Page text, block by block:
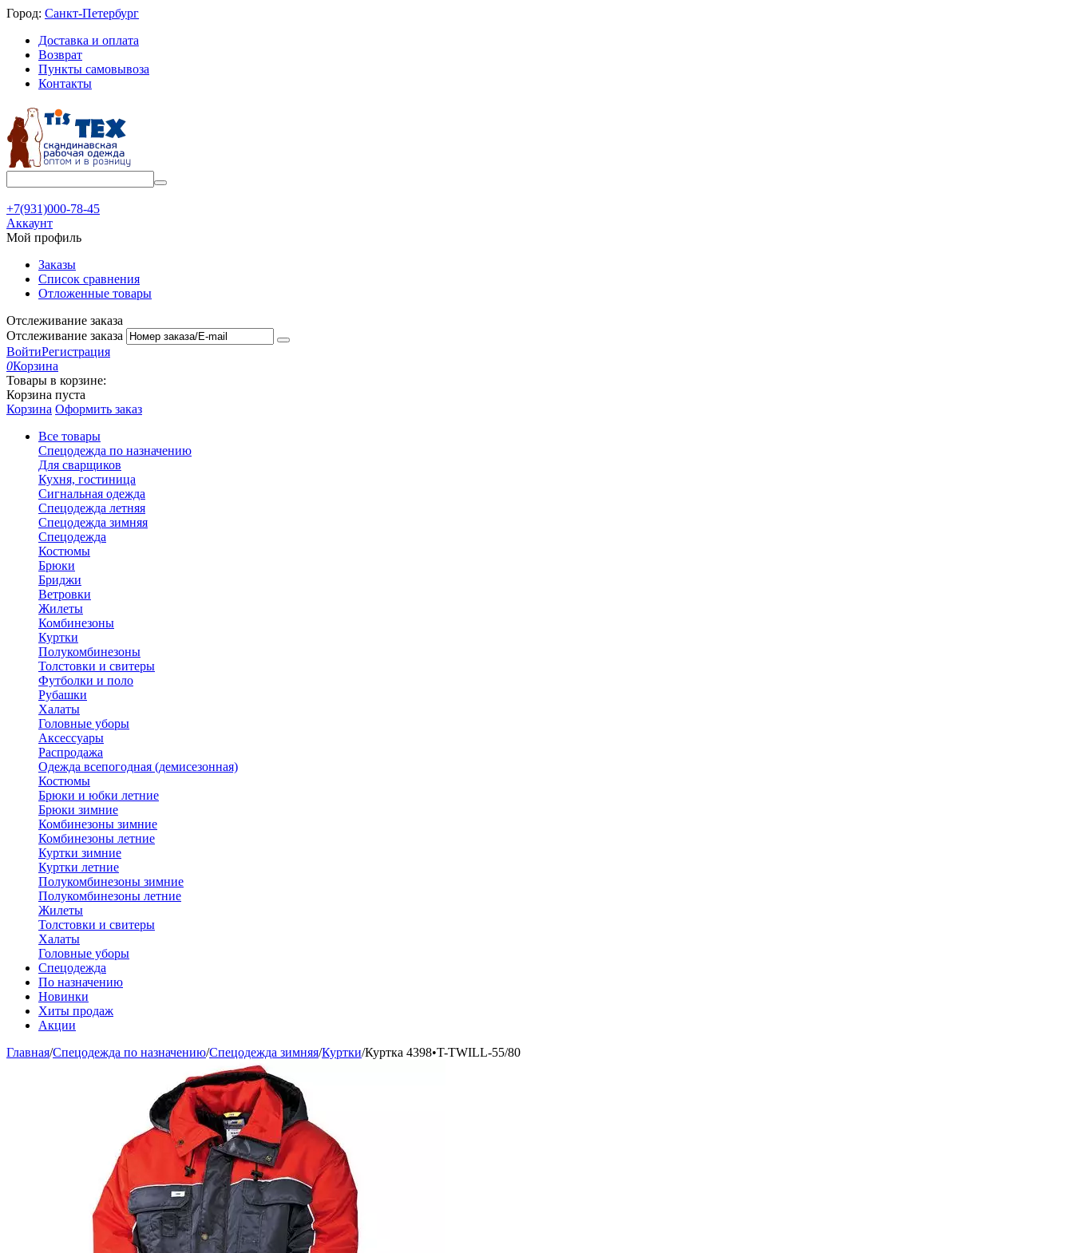
Город: Санкт-Петербург
Доставка и оплата
Возврат
Пункты самовывоза
Контакты
+7(931)000-78-45
Аккаунт
Мой профиль
Заказы
Список сравнения
Отложенные товары
Отслеживание заказа
Отслеживание заказа
ВойтиРегистрация
0Корзина
Товары в корзине:
Корзина пуста
Корзина Оформить заказ
Все товары
Спецодежда по назначению
Для сварщиков
Кухня, гостиница
Сигнальная одежда
Спецодежда летняя
Спецодежда зимняя
Спецодежда
Костюмы
Брюки
Бриджи
Ветровки
Жилеты
Комбинезоны
Куртки
Полукомбинезоны
Толстовки и свитеры
Футболки и поло
Рубашки
Халаты
Головные уборы
Аксессуары
Распродажа
Одежда всепогодная (демисезонная)
Костюмы
Брюки и юбки летние
Брюки зимние
Комбинезоны зимние
Комбинезоны летние
Куртки зимние
Куртки летние
Полукомбинезоны зимние
Полукомбинезоны летние
Жилеты
Толстовки и свитеры
Халаты
Головные уборы
Спецодежда
По назначению
Новинки
Хиты продаж
Акции
Главная/Спецодежда по назначению/Спецодежда зимняя/Куртки/Куртка 4398•T-TWILL-55/80